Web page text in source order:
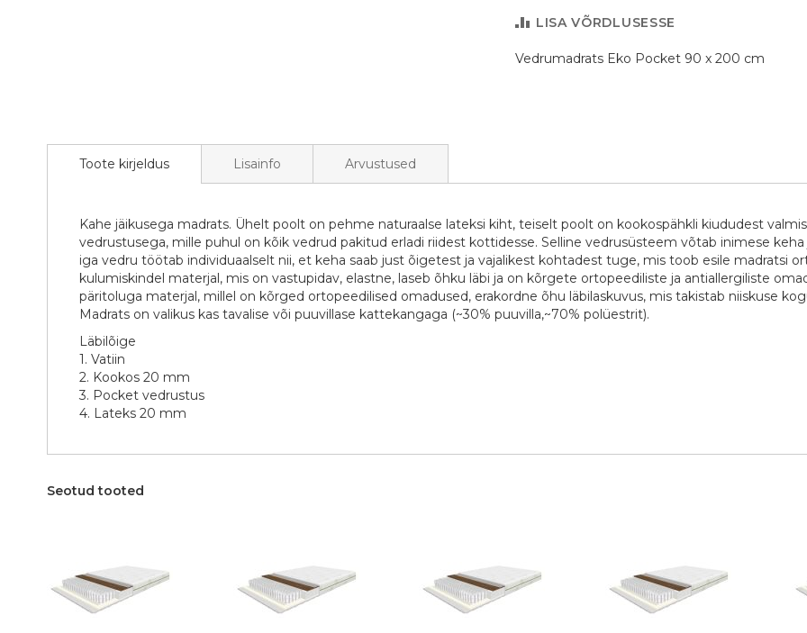
LISA VÕRDLUSESSE
Vedrumadrats Eko Pocket 90 x 200 cm
Toote kirjeldus
Kahe jäikusega madrats. Ühelt poolt on pehme naturaalse lateksi kiht, teiselt poolt on kookospähkli kiududest
vedrustusega, mille puhul on kõik vedrud pakitud erladi riidest kottidesse. Selline vedrusüsteem võtab inimese
iga vedru töötab individuaalselt nii, et keha saab just õigetest ja vajalikest kohtadest tuge, mis toob esile madratsi
kulumiskindel materjal, mis on vastupidav, elastne, laseb õhku läbi ja on kõrgete ortopeediliste ja antiallergiliste
päritoluga materjal, millel on kõrged ortopeedilised omadused, erakordne õhu läbilaskuvus, mis takistab niiskuse
Madrats on valikus kas tavalise või puuvillase kattekangaga (~30% puuvilla,~70% polüestrit).
Läbilõige
1. Vatiin
2. Kookos 20 mm
3. Pocket vedrustus
4. Lateks 20 mm
Lisainfo Arvustused
Seotud tooted